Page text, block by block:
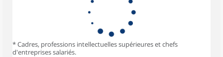
* Cadres, professions intellectuelles supérieures et chefs
d'entreprises salariés.